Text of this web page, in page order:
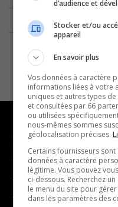
NOUVELLES
- Affaires municipales
- Communauté / Social
d’audience et
Stocker et/ou
appareil
En savoir plus
Vos données à caractère
informations liées à votre
uniques et autres types
et consultées par 66
ou utilisées
nous-mêmes sommes
géolocalisation précises.
Certains fournisseurs
données à caractère
légitime. Vous pouvez
ci-dessous. Recherchez
le menu du site pour
dans les paramètres des